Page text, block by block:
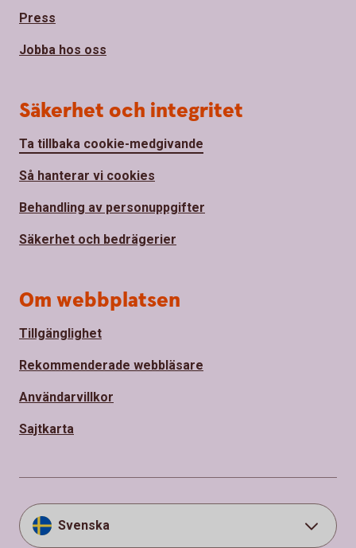
Press
Jobba hos oss
Säkerhet och integritet
Ta tillbaka cookie-medgivande
Så hanterar vi cookies
Behandling av personuppgifter
Säkerhet och bedrägerier
Om webbplatsen
Tillgänglighet
Rekommenderade webbläsare
Användarvillkor
Sajtkarta
Svenska